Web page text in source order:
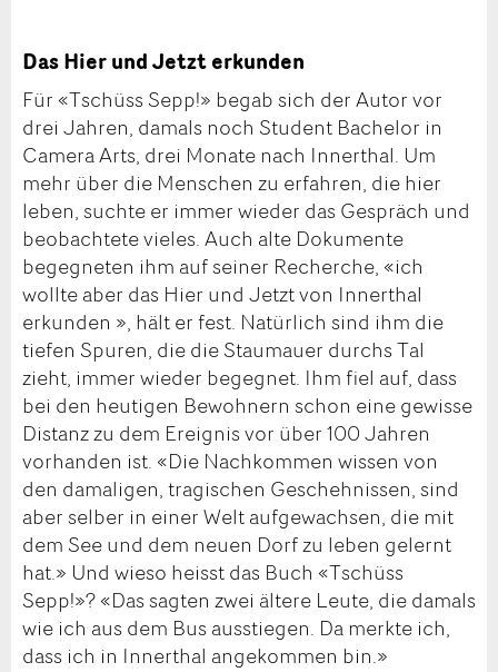
Das Hier und Jetzt erkunden
Für «Tschüss Sepp!» begab sich der Autor vor
drei Jahren, damals noch Student Bachelor in
Camera Arts, drei Monate nach Innerthal. Um
mehr über die Menschen zu erfahren, die hier
leben, suchte er immer wieder das Gespräch und
beobachtete vieles. Auch alte Dokumente
begegneten ihm auf seiner Recherche, «ich
wollte aber das Hier und Jetzt von Innerthal
erkunden », hält er fest. Natürlich sind ihm die
tiefen Spuren, die die Staumauer durchs Tal
zieht, immer wieder begegnet. Ihm fiel auf, dass
bei den heutigen Bewohnern schon eine gewisse
Distanz zu dem Ereignis vor über 100 Jahren
vorhanden ist. «Die Nachkommen wissen von
den damaligen, tragischen Geschehnissen, sind
aber selber in einer Welt aufgewachsen, die mit
dem See und dem neuen Dorf zu leben gelernt
hat.» Und wieso heisst das Buch «Tschüss
Sepp!»? «Das sagten zwei ältere Leute, die damals
wie ich aus dem Bus ausstiegen. Da merkte ich,
dass ich in Innerthal angekommen bin.»